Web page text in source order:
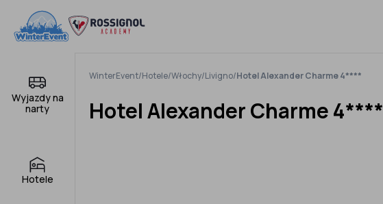
treści
Wyjazdy na
narty
Hotele
WinterEvent/Hotele/Włochy/Livigno/Hotel Alexander Charme 4****
Hotel Alexander Charme 4****